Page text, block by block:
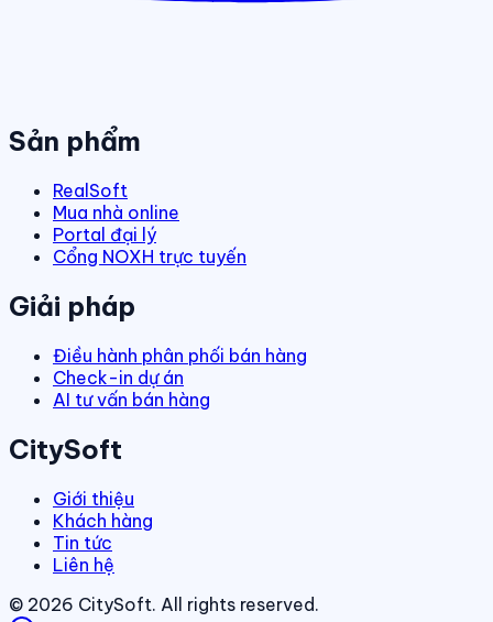
Sản phẩm
RealSoft
Mua nhà online
Portal đại lý
Cổng NOXH trực tuyến
Giải pháp
Điều hành phân phối bán hàng
Check-in dự án
AI tư vấn bán hàng
CitySoft
Giới thiệu
Khách hàng
Tin tức
Liên hệ
© 2026 CitySoft. All rights reserved.